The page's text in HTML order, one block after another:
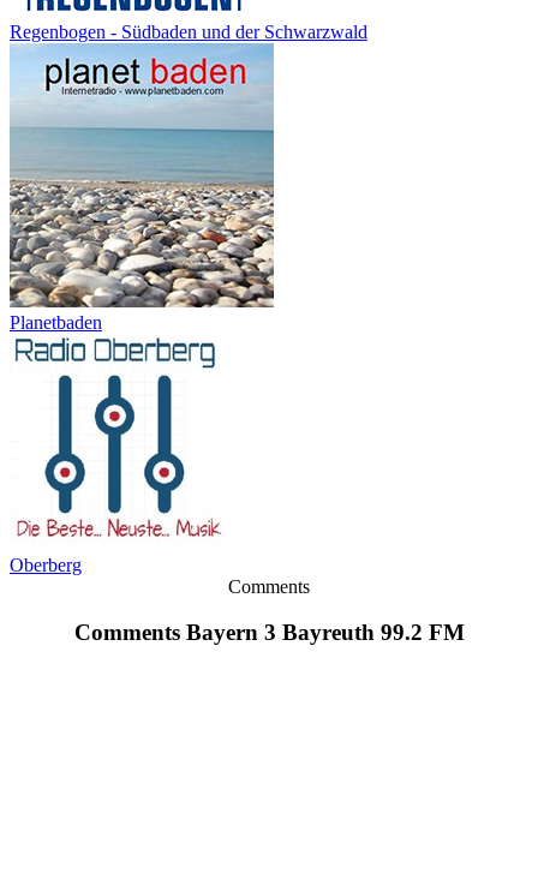
Regenbogen - Südbaden und der Schwarzwald
Planetbaden
Oberberg
Comments
Comments Bayern 3 Bayreuth 99.2 FM